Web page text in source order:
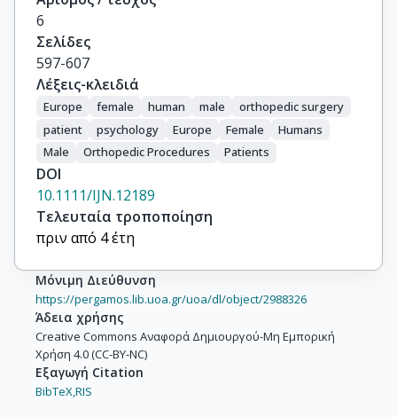
Leino-Kilpi, H.
6
Σελίδες
597-607
Λέξεις-κλειδιά
Europe female human male
orthopedic surgery
patient
psychology Europe Female
Humans
Male
Orthopedic Procedures Patients
DOI
10.1111/IJN.12189
Τελευταία τροποποίηση
πριν από 4 έτη
Μόνιμη Διεύθυνση
https://pergamos.lib.uoa.gr/uoa/dl/object/2988326
Άδεια χρήσης
Creative Commons Αναφορά Δημιουργού-Μη Εμπορική
Χρήση 4.0 (CC-BY-NC)
Εξαγωγή Citation
BibTeX,RIS